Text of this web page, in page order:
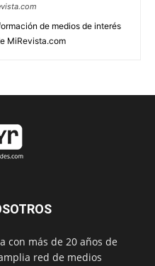
de medios de interés
MiRevista.com
con más de 20 años de
red de medios